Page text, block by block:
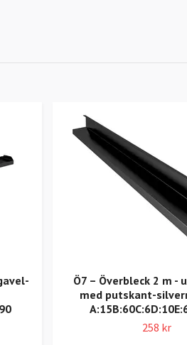
Ö7 – Överbleck 2 m -
med putskant-
258 kr